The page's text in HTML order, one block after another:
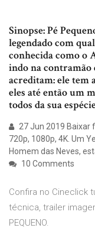
Sinopse: Pé
legendado com
conhecida como o
indo na contramão
acreditam: ele tem
eles até então um
todos da sua
27 Jun 2019 Baixar
720p, 1080p, 4K. Um
Homem das Neves,
10 Comments
Confira no Cineclick
técnica, trailer
PEQUENO.